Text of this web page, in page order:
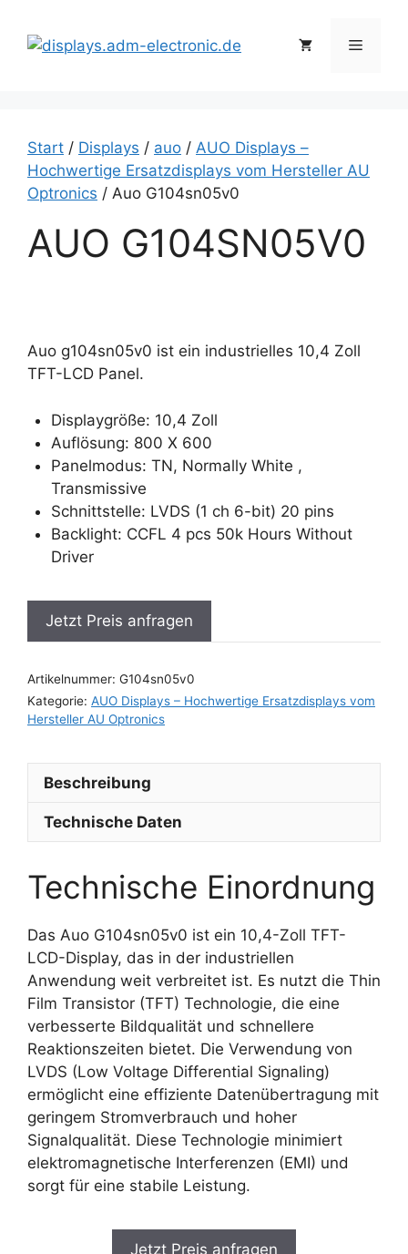
Inhalt
springen
Menü
Start / Displays / auo / AUO Displays –
Hochwertige Ersatzdisplays vom Hersteller AU
Optronics / Auo G104sn05v0
AUO G104SN05V0
Auo g104sn05v0 ist ein industrielles 10,4 Zoll
TFT-LCD Panel.
Displaygröße: 10,4 Zoll
Auflösung: 800 X 600
Panelmodus: TN, Normally White ,
Transmissive
Schnittstelle: LVDS (1 ch 6-bit) 20 pins
Backlight: CCFL 4 pcs 50k Hours Without
Driver
Jetzt Preis anfragen
Artikelnummer: G104sn05v0
Kategorie: AUO Displays – Hochwertige Ersatzdisplays vom
Hersteller AU Optronics
Beschreibung
Technische Daten
Technische Einordnung
Das Auo G104sn05v0 ist ein 10,4-Zoll TFT-
LCD-Display, das in der industriellen
Anwendung weit verbreitet ist. Es nutzt die Thin
Film Transistor (TFT) Technologie, die eine
verbesserte Bildqualität und schnellere
Reaktionszeiten bietet. Die Verwendung von
LVDS (Low Voltage Differential Signaling)
ermöglicht eine effiziente Datenübertragung mit
geringem Stromverbrauch und hoher
Signalqualität. Diese Technologie minimiert
elektromagnetische Interferenzen (EMI) und
sorgt für eine stabile Leistung.
Jetzt Preis anfragen